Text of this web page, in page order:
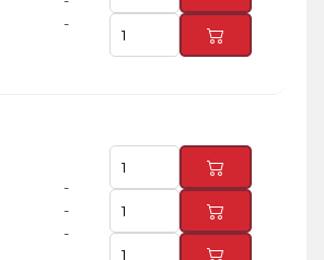
-
-
-
-